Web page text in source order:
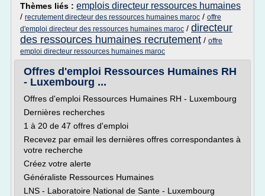
Thèmes liés : emplois directeur ressources humaines
/ recrutement directeur des ressources humaines maroc / offre
d'emploi directeur des ressources humaines maroc / directeur
des ressources humaines recrutement / offre
emploi directeur ressources humaines maroc
Offres d'emploi Ressources Humaines RH
- Luxembourg ...
Offres d'emploi Ressources Humaines RH - Luxembourg
Dernières recherches
1 à 20 de 47 offres d'emploi
Recevez par email les dernières offres correspondantes à
votre recherche
Créez votre alerte
Généraliste Ressources Humaines
LNS - Laboratoire National de Sante - Luxembourg